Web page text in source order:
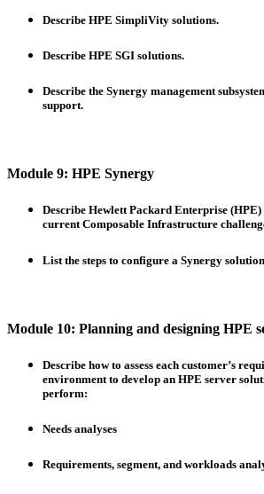
Describe HPE SimpliVity solutions.
Describe HPE SGI solutions.
Describe the Synergy management
support.
Module 9: HPE Synergy
Describe Hewlett Packard Enterprise
current Composable Infrastructure
List the steps to configure a Synergy
Module 10: Planning and designing HPE
Describe how to assess each customer’s
environment to develop an HPE server
perform:
Needs analyses
Requirements, segment, and workloads